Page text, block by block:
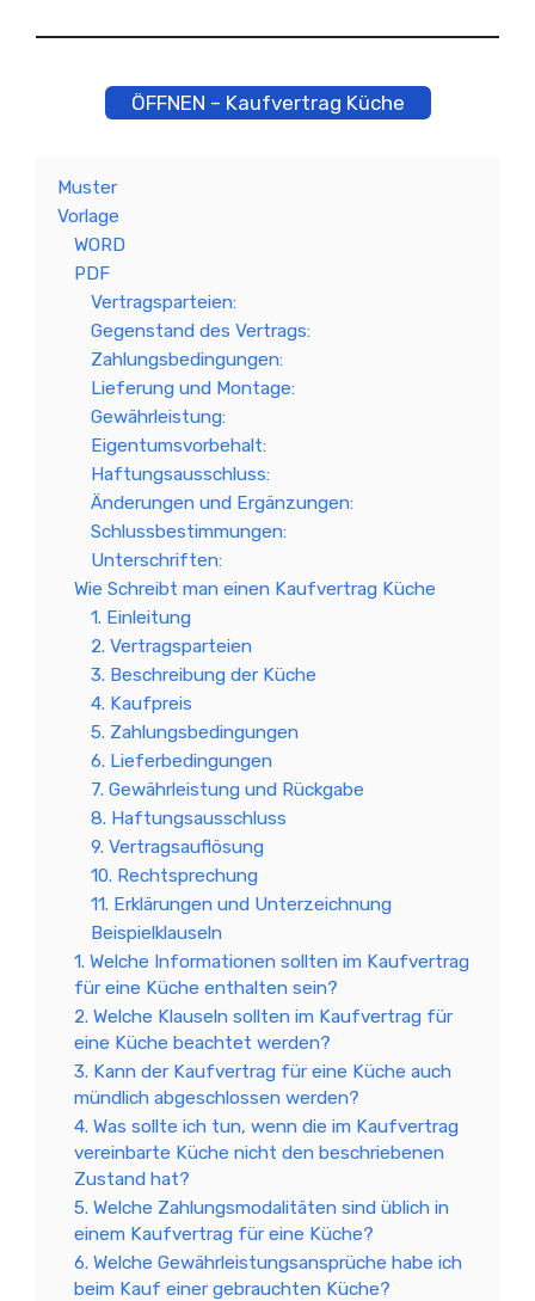
ÖFFNEN – Kaufvertrag Küche
Muster
Vorlage
WORD
PDF
Vertragsparteien:
Gegenstand des Vertrags:
Zahlungsbedingungen:
Lieferung und Montage:
Gewährleistung:
Eigentumsvorbehalt:
Haftungsausschluss:
Änderungen und Ergänzungen:
Schlussbestimmungen:
Unterschriften:
Wie Schreibt man einen Kaufvertrag Küche
1. Einleitung
2. Vertragsparteien
3. Beschreibung der Küche
4. Kaufpreis
5. Zahlungsbedingungen
6. Lieferbedingungen
7. Gewährleistung und Rückgabe
8. Haftungsausschluss
9. Vertragsauflösung
10. Rechtsprechung
11. Erklärungen und Unterzeichnung
Beispielklauseln
1. Welche Informationen sollten im Kaufvertrag
für eine Küche enthalten sein?
2. Welche Klauseln sollten im Kaufvertrag für
eine Küche beachtet werden?
3. Kann der Kaufvertrag für eine Küche auch
mündlich abgeschlossen werden?
4. Was sollte ich tun, wenn die im Kaufvertrag
vereinbarte Küche nicht den beschriebenen
Zustand hat?
5. Welche Zahlungsmodalitäten sind üblich in
einem Kaufvertrag für eine Küche?
6. Welche Gewährleistungsansprüche habe ich
beim Kauf einer gebrauchten Küche?